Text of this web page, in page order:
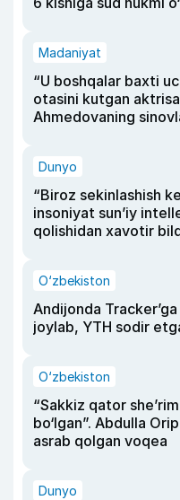
Madaniyat
“U boshqalar baxti
otasini kutgan
Ahmedovaning
Dunyo
“Biroz sekinlashish
insoniyat sun’iy
qolishidan xavotir
O‘zbekiston
Andijonda
joylab, YTH sodir
O‘zbekiston
“Sakkiz qator
bo‘lgan”. Abdulla
asrab qolgan voqea
Dunyo